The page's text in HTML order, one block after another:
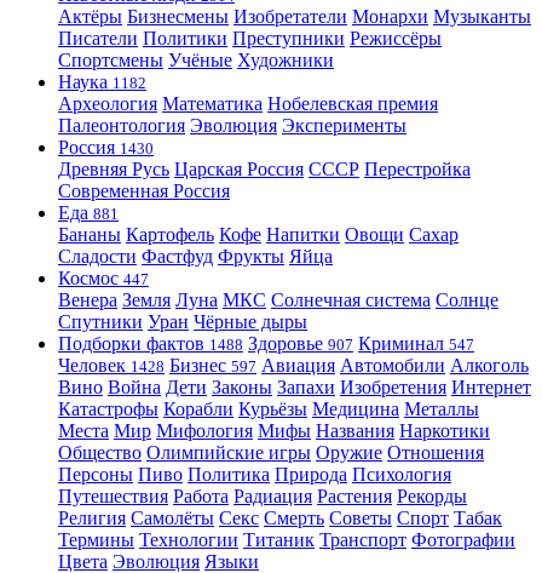
Актёры Бизнесмены Изобретатели Монархи Музыканты
Писатели Политики Преступники Режиссёры
Спортсмены Учёные Художники
Наука 1182
Археология Математика Нобелевская премия
Палеонтология Эволюция Эксперименты
Россия 1430
Древняя Русь Царская Россия СССР Перестройка
Современная Россия
Еда 881
Бананы Картофель Кофе Напитки Овощи Сахар
Сладости Фастфуд Фрукты Яйца
Космос 447
Венера Земля Луна МКС Солнечная система Солнце
Спутники Уран Чёрные дыры
Подборки фактов 1488 Здоровье 907 Криминал 547
Человек 1428 Бизнес 597 Авиация Автомобили Алкоголь
Вино Война Дети Законы Запахи Изобретения Интернет
Катастрофы Корабли Курьёзы Медицина Металлы
Места Мир Мифология Мифы Названия Наркотики
Общество Олимпийские игры Оружие Отношения
Персоны Пиво Политика Природа Психология
Путешествия Работа Радиация Растения Рекорды
Религия Самолёты Секс Смерть Советы Спорт Табак
Термины Технологии Титаник Транспорт Фотографии
Цвета Эволюция Языки